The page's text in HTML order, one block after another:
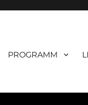
PROGRAMM